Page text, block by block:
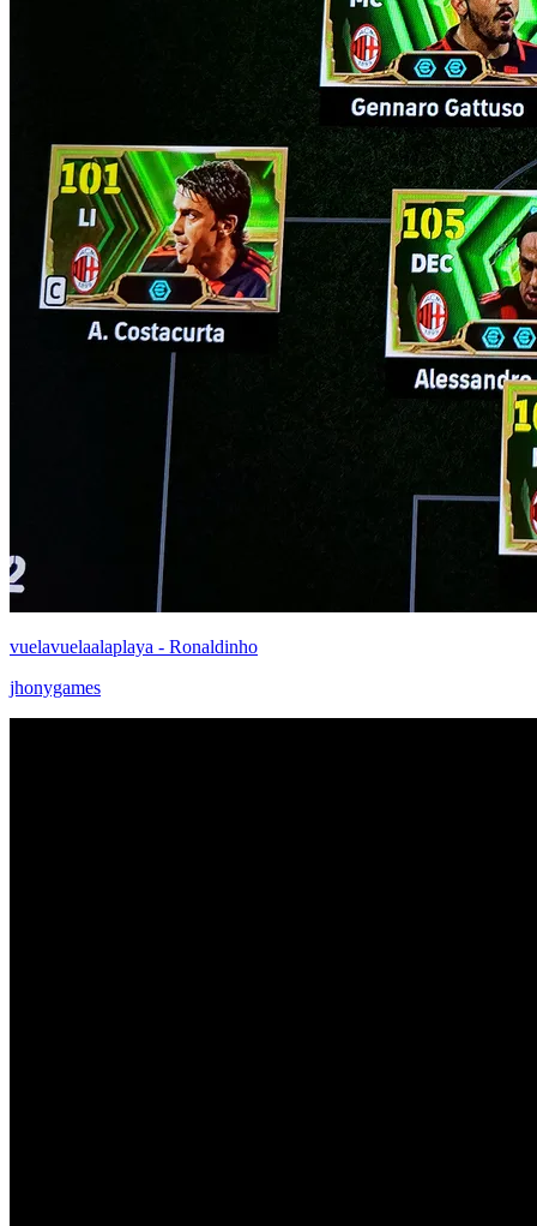
vuelavuelaalaplaya - Ronaldinho
jhonygames